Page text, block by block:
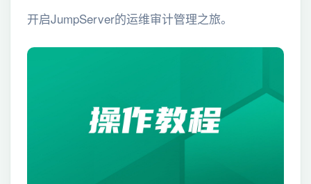
开启JumpServer的运维审计管理之旅。